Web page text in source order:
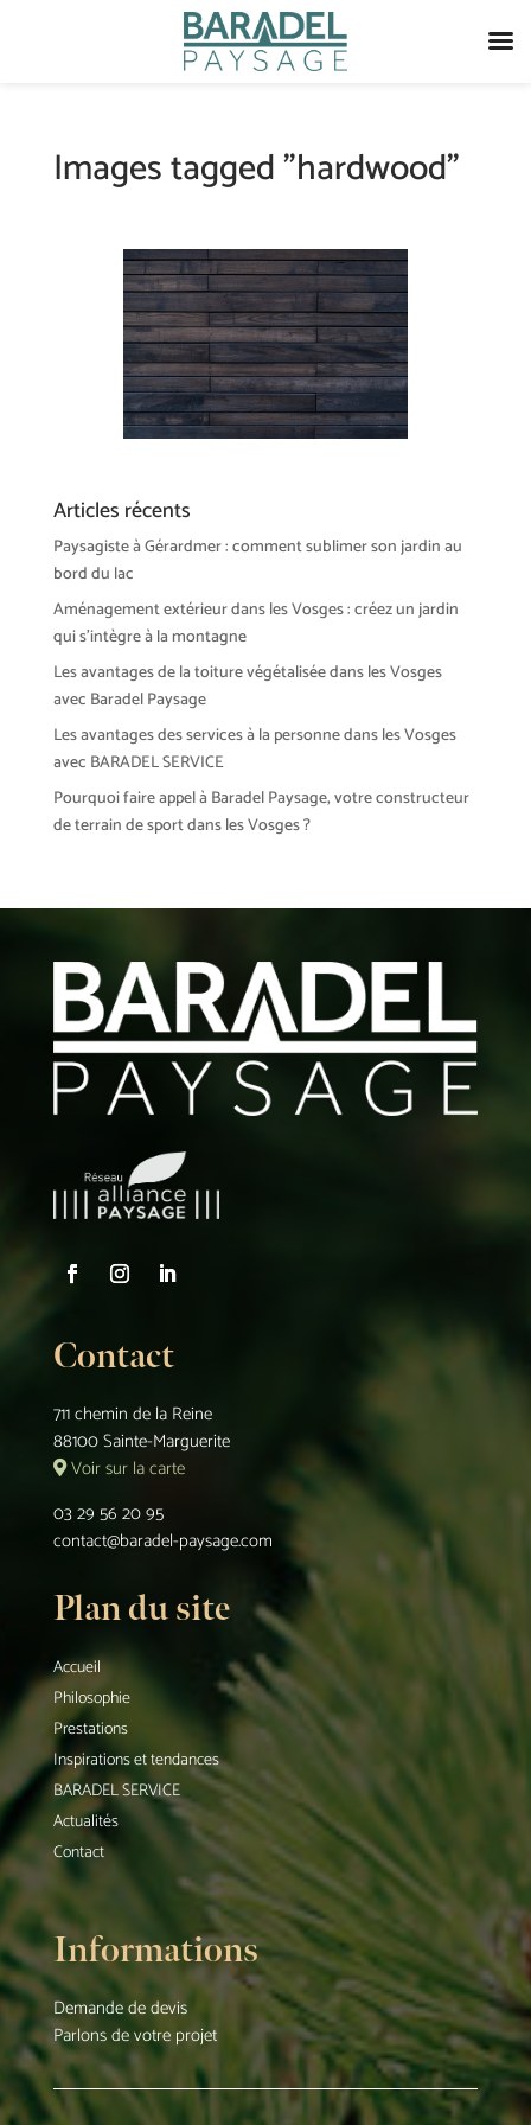
Images tagged "hardwood"
Articles récents
Paysagiste à Gérardmer : comment sublimer son jardin au
bord du lac
Aménagement extérieur dans les Vosges : créez un jardin
qui s’intègre à la montagne
Les avantages de la toiture végétalisée dans les Vosges
avec Baradel Paysage
Les avantages des services à la personne dans les Vosges
avec BARADEL SERVICE
Pourquoi faire appel à Baradel Paysage, votre constructeur
de terrain de sport dans les Vosges ?
Contact
711 chemin de la Reine
88100 Sainte-Marguerite
Voir sur la carte
03 29 56 20 95
contact@baradel-paysage.com
Plan du site
Accueil
Philosophie
Prestations
Inspirations et tendances
BARADEL SERVICE
Actualités
Contact
Informations
Demande de devis
Parlons de votre projet